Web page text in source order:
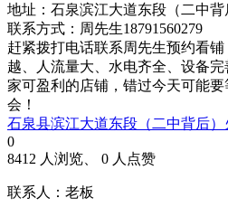
地址：石泉滨江大道东段（二中背
联系方式：周先生18791560279
赶紧拨打电话联系周先生预约看
越、人流量大、水电齐全、设备
家可盈利的店铺，错过今天可能
会！
石泉县滨江大道东段（二中背后
0
8412 人浏览、 0 人点赞
联系人：老板